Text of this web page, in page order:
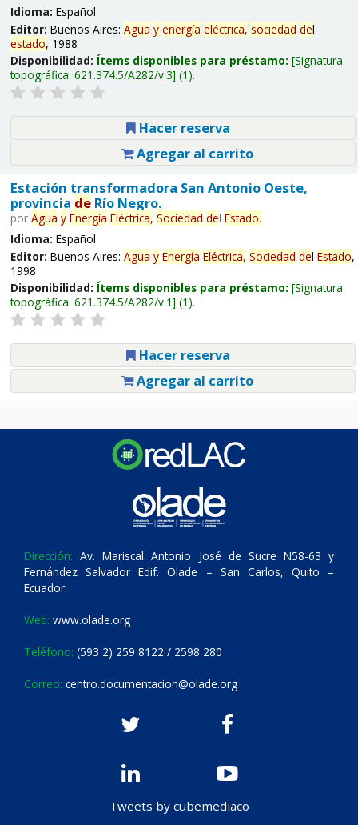
Idioma: Español
Editor: Buenos Aires: Agua y energía eléctrica, sociedad del
estado, 1988
Disponibilidad: Ítems disponibles para préstamo: Signatura
topográfica: 621.374.5/A282/v.3 (1).
Hacer reserva
Agregar al carrito
Estación transformadora San Antonio Oeste,
provincia deRío Negro.
por Agua y Energía Eléctrica, Sociedad del Estado.
Idioma: Español
Editor: Buenos Aires: Agua y Energía Eléctrica, Sociedad del Estado,
1998
Disponibilidad: Ítems disponibles para préstamo: Signatura
topográfica: 621.374.5/A282/v.1 (1).
Hacer reserva
Agregar al carrito
Dirección: Av. Mariscal Antonio José de Sucre N58-63 y
Fernández Salvador Edif. Olade – San Carlos, Quito –
Ecuador.
Web: www.olade.org
Teléfono: (593 2) 259 8122 / 2598 280
Correo: centro.documentacion@olade.org
Tweets by cubemediaco